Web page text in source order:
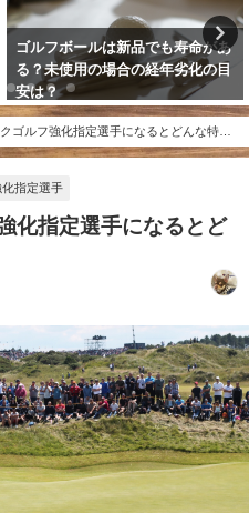
ゴルフの打ちっ放しデートでの女
性の服装やおすすめの持ち物は？
2019年5月13日
ゴルフ強化指定選手になるとどんな特典
化指定選手
化指定選手になるとど